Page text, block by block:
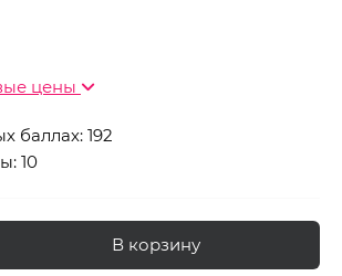
цены
баллах: 192
10
В корзину